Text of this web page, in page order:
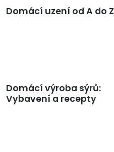
Domácí uzení od A do Z
Domácí výroba sýrů:
Vybavení a recepty